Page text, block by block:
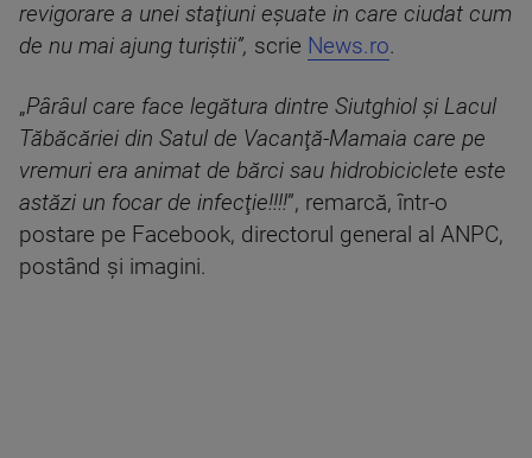
revigorare a unei staţiuni eşuate in care ciudat cum
de nu mai ajung turiştii”, scrie News.ro.
„Pârâul care face legătura dintre Siutghiol şi Lacul
Tăbăcăriei din Satul de Vacanţă-Mamaia care pe
vremuri era animat de bărci sau hidrobiciclete este
astăzi un focar de infecţie!!!!”, remarcă, într-o
postare pe Facebook, directorul general al ANPC,
postând şi imagini.